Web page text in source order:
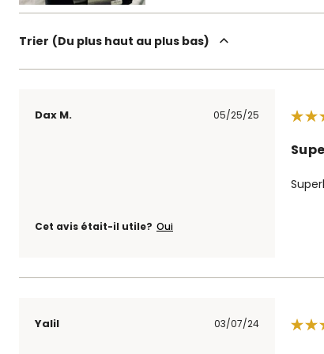
Trier Du plus haut au plus bas
Dax M. 05/25/25
Cet avis était-il utile? Oui
Yalil 03/07/24